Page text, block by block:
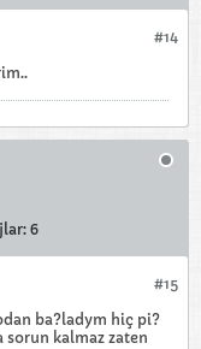
#14
6
#15
ba?ladym hiç pi?
kalmaz zaten